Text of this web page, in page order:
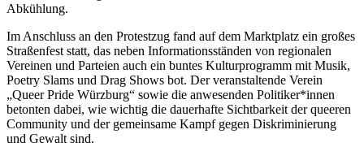
Abkühlung.
Im Anschluss an den Protestzug fand auf dem Marktplatz ein großes
Straßenfest statt, das neben Informationsständen von regionalen
Vereinen und Parteien auch ein buntes Kulturprogramm mit Musik,
Poetry Slams und Drag Shows bot. Der veranstaltende Verein
„Queer Pride Würzburg“ sowie die anwesenden Politiker*innen
betonten dabei, wie wichtig die dauerhafte Sichtbarkeit der queeren
Community und der gemeinsame Kampf gegen Diskriminierung
und Gewalt sind.